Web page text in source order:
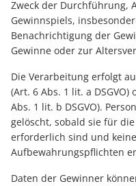
Zweck der Durchführung,
Gewinnspiels,
Benachrichtigung der
Gewinne oder zur
Die Verarbeitung erfolgt
(Art. 6 Abs. 1 lit. a
Abs. 1 lit. b DSGVO).
gelöscht, sobald sie für
erforderlich sind und
Aufbewahrungspflichten
Daten der Gewinner